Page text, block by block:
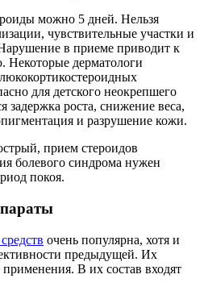
можно 5 дней. Нельзя
чувствительные участки и
в приеме приводит к
дерматологи
для детского неокрепшего
задержка роста, снижение веса,
и разрушение кожи.
прием стероидов
болевого синдрома нужен
покоя.
очень популярна, хотя и
предыдущей. Их
В их состав входят